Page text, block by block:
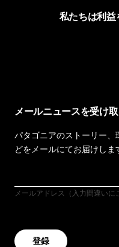
私たちは利益
メールニュースを受け
パタゴニアのストーリー
どをメールにてお届けしま
メールアドレス（入力間違いに
登録